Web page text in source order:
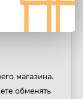
магазина.
обменять